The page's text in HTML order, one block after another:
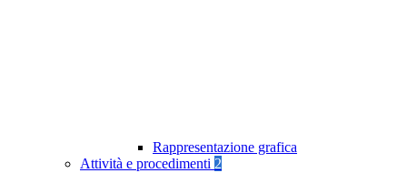
Rappresentazione grafica
Attività e procedimenti 2